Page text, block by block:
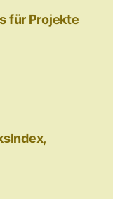
für Projekte